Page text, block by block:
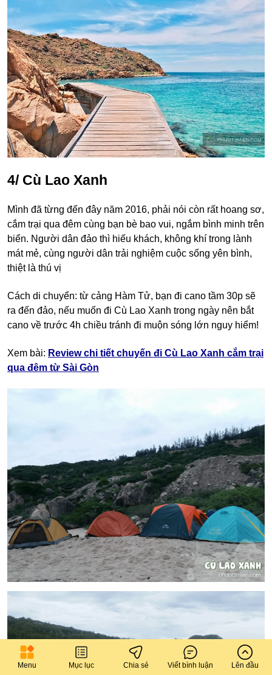
4/ Cù Lao Xanh
Mình đã từng đến đây năm 2016, phải nói còn rất hoang sơ,
cắm trại qua đêm cùng bạn bè bao vui, ngắm bình minh trên
biển. Người dân đảo thì hiếu khách, không khí trong lành
mát mẻ, cùng người dân trải nghiệm cuộc sống yên bình,
thiệt là thú vị
Cách di chuyển: từ cảng Hàm Tử, bạn đi cano tầm 30p sẽ
ra đến đảo, nếu muốn đi Cù Lao Xanh trong ngày nên bắt
cano về trước 4h chiều tránh đi muộn sóng lớn nguy hiểm!
Xem bài: Review chi tiết chuyến đi Cù Lao Xanh cắm trại
qua đêm từ Sài Gòn
Menu Mục lục Chia sẻ Viết bình luận Lên đầu